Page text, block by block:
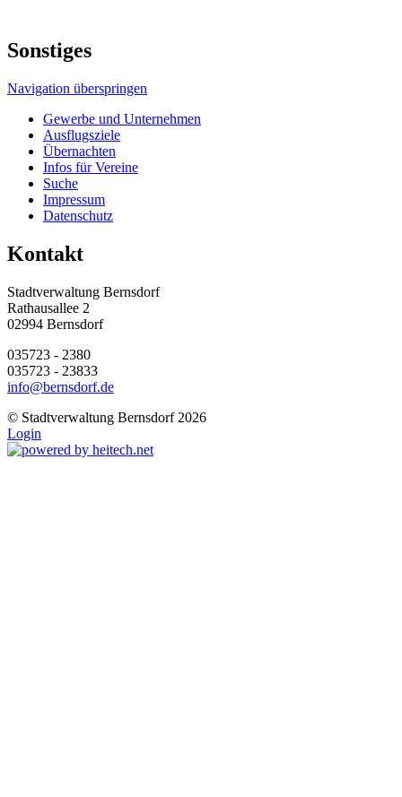
Sonstiges
Navigation überspringen
Gewerbe und Unternehmen
Ausflugsziele
Übernachten
Infos für Vereine
Suche
Impressum
Datenschutz
Kontakt
Stadtverwaltung Bernsdorf
Rathausallee 2
02994 Bernsdorf
035723 - 2380
035723 - 23833
info@bernsdorf.de
© Stadtverwaltung Bernsdorf 2026
Login